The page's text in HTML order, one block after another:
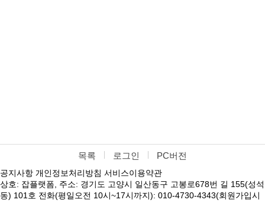
목록 로그인 PC버전
공지사항 개인정보처리방침 서비스이용약관
상호: 잡플랫폼, 주소: 경기도 고양시 일산동구 고봉로678번 길 155(성석
동) 101호 전화(평일오전 10시~17시까지): 010-4730-4343(회원가입시